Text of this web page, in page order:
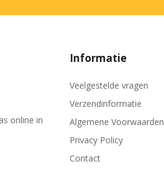
online in
Informatie
Veelgestelde vragen
Verzendinformatie
Algemene Voorwaarden
Privacy Policy
Contact